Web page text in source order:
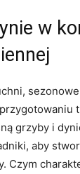
w
grzyby i
aby
Czym